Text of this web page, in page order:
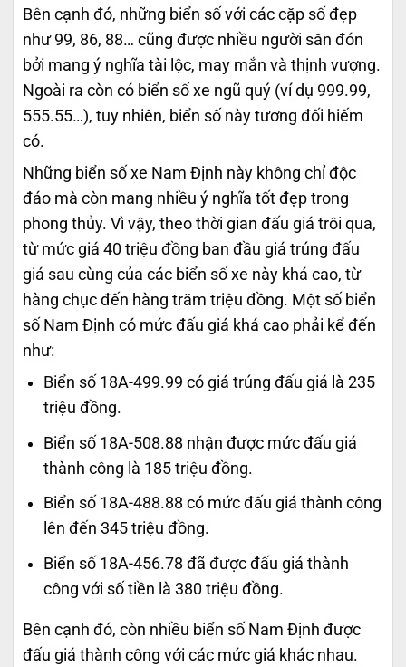
Bên cạnh đó, những biển số với các cặp số đẹp
như 99, 86, 88… cũng được nhiều người săn đón
bởi mang ý nghĩa tài lộc, may mắn và thịnh vượng.
Ngoài ra còn có biển số xe ngũ quý (ví dụ 999.99,
555.55…), tuy nhiên, biển số này tương đối hiếm
có.
Những biển số xe Nam Định này không chỉ độc
đáo mà còn mang nhiều ý nghĩa tốt đẹp trong
phong thủy. Vì vậy, theo thời gian đấu giá trôi qua,
từ mức giá 40 triệu đồng ban đầu giá trúng đấu
giá sau cùng của các biển số xe này khá cao, từ
hàng chục đến hàng trăm triệu đồng. Một số biển
số Nam Định có mức đấu giá khá cao phải kể đến
như:
Biển số 18A-499.99 có giá trúng đấu giá là 235
triệu đồng.
Biển số 18A-508.88 nhận được mức đấu giá
thành công là 185 triệu đồng.
Biển số 18A-488.88 có mức đấu giá thành công
lên đến 345 triệu đồng.
Biển số 18A-456.78 đã được đấu giá thành
công với số tiền là 380 triệu đồng.
Bên cạnh đó, còn nhiều biển số Nam Định được
đấu giá thành công với các mức giá khác nhau.